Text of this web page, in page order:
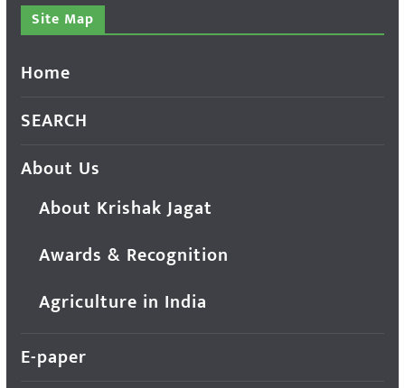
Site Map
Home
SEARCH
About Us
About Krishak Jagat
Awards & Recognition
Agriculture in India
E-paper